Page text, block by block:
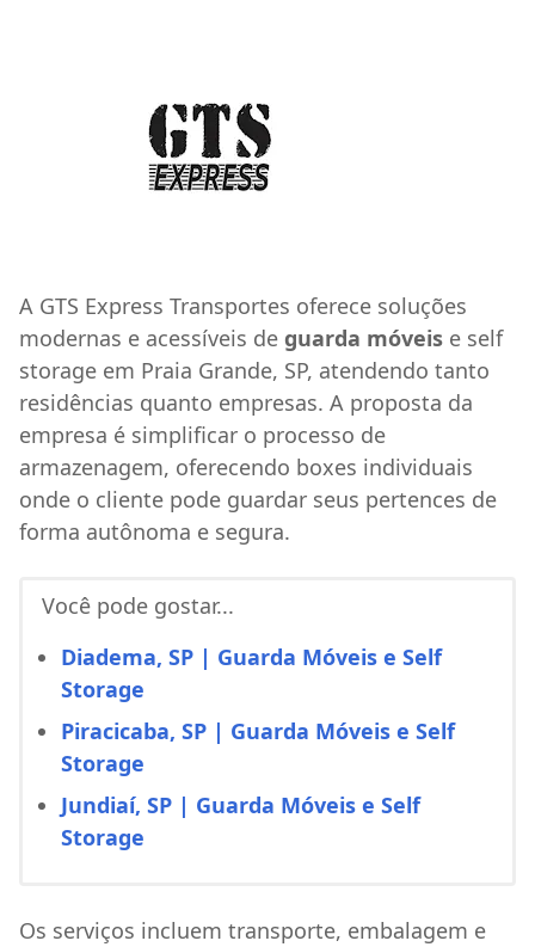
A GTS Express Transportes oferece soluções
modernas e acessíveis de guarda móveis e self
storage em Praia Grande, SP, atendendo tanto
residências quanto empresas. A proposta da
empresa é simplificar o processo de
armazenagem, oferecendo boxes individuais
onde o cliente pode guardar seus pertences de
forma autônoma e segura.
Você pode gostar...
Diadema, SP | Guarda Móveis e Self
Storage
Piracicaba, SP | Guarda Móveis e Self
Storage
Jundiaí, SP | Guarda Móveis e Self
Storage
Os serviços incluem transporte, embalagem e